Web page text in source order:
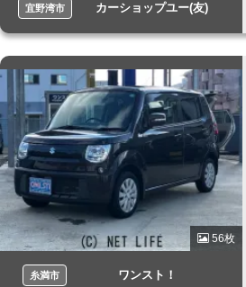
宜野湾市 カーショップユー(友)
56枚
糸満市 ワンスト！